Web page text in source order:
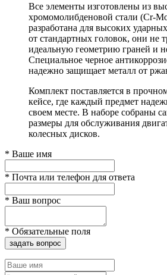
Все элементы изготовлены из
хромомолибденовой стали (Cr-
разработана для высоких
от стандартных головок, они не
идеальную геометрию граней и
Специальное черное
надежно защищает металл от
Комплект поставляется в
кейсе, где каждый предмет
своем месте. В наборе собраны
размеры для обслуживания
колесных дисков.
* Ваше имя
* Почта или телефон для ответа
* Ваш вопрос
* Обязательные поля
задать вопрос